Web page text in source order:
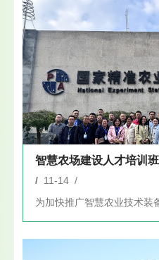
智慧农场建设人才培训
/ 11-14 /